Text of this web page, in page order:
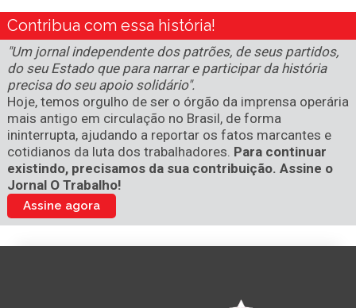
Contribua com essa história!
"Um jornal independente dos patrões, de seus partidos,
do seu Estado que para narrar e participar da história
precisa do seu apoio solidário".
Hoje, temos orgulho de ser o órgão da imprensa operária
mais antigo em circulação no Brasil, de forma
ininterrupta, ajudando a reportar os fatos marcantes e
cotidianos da luta dos trabalhadores. Para continuar
existindo, precisamos da sua contribuição. Assine o
Jornal O Trabalho!
Assine agora